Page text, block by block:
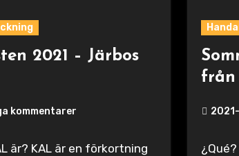
2021 – Järbos
kommentarer
är? KAL är en förkortning
från